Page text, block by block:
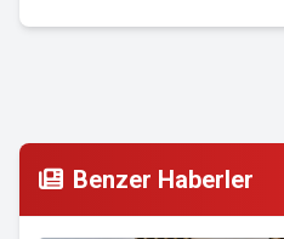
Benzer Haberler